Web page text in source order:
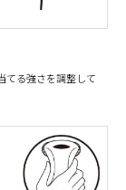
てる強さを調整して